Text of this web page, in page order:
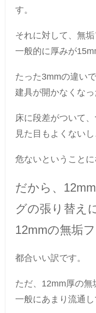
す。
それに対して、無垢
一般的に厚みが
たった3mmの違いで
建具が開かなくなっ
床に段差がついて
見た目もよくないし
危ないということに
だから、
グの張り替え
12mmの無垢
都合いい訳です。
ただ、12mm厚の無
一般にあまり流通し